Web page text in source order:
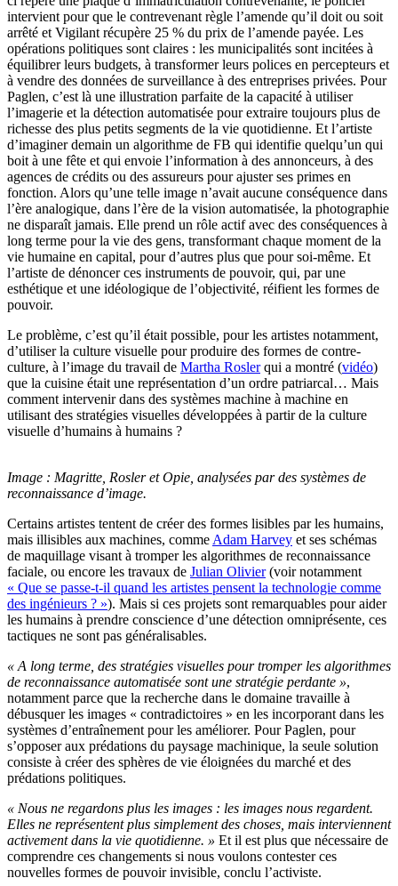
intervient pour que le contrevenant règle l’amende qu’il doit ou soit
arrêté et Vigilant récupère 25 % du prix de l’amende payée. Les
opérations politiques sont claires : les municipalités sont incitées à
équilibrer leurs budgets, à transformer leurs polices en percepteurs et
à vendre des données de surveillance à des entreprises privées. Pour
Paglen, c’est là une illustration parfaite de la capacité à utiliser
l’imagerie et la détection automatisée pour extraire toujours plus de
richesse des plus petits segments de la vie quotidienne. Et l’artiste
d’imaginer demain un algorithme de FB qui identifie quelqu’un qui
boit à une fête et qui envoie l’information à des annonceurs, à des
agences de crédits ou des assureurs pour ajuster ses primes en
fonction. Alors qu’une telle image n’avait aucune conséquence dans
l’ère analogique, dans l’ère de la vision automatisée, la photographie
ne disparaît jamais. Elle prend un rôle actif avec des conséquences à
long terme pour la vie des gens, transformant chaque moment de la
vie humaine en capital, pour d’autres plus que pour soi-même. Et
l’artiste de dénoncer ces instruments de pouvoir, qui, par une
esthétique et une idéologique de l’objectivité, réifient les formes de
pouvoir.
Le problème, c’est qu’il était possible, pour les artistes notamment,
d’utiliser la culture visuelle pour produire des formes de contre-
culture, à l’image du travail de Martha Roslerqui a montré (vidéo)
que la cuisine était une représentation d’un ordre patriarcal… Mais
comment intervenir dans des systèmes machine à machine en
utilisant des stratégies visuelles développées à partir de la culture
visuelle d’humains à humains ?
Image : Magritte, Rosler et Opie, analysées par des systèmes de
reconnaissance d’image.
Certains artistes tentent de créer des formes lisibles par les humains,
mais illisibles aux machines, comme Adam Harvey et ses schémas
de maquillage visant à tromper les algorithmes de reconnaissance
faciale, ou encore les travaux de Julian Olivier(voir notamment
« Que se passe-t-il quand les artistes pensent la technologie comme
des ingénieurs ? »). Mais si ces projets sont remarquables pour aider
les humains à prendre conscience d’une détection omniprésente, ces
tactiques ne sont pas généralisables.
« A long terme, des stratégies visuelles pour tromper les algorithmes
de reconnaissance automatisée sont une stratégie perdante »,
notamment parce que la recherche dans le domaine travaille à
débusquer les images « contradictoires » en les incorporant dans les
systèmes d’entraînement pour les améliorer. Pour Paglen, pour
s’opposer aux prédations du paysage machinique, la seule solution
consiste à créer des sphères de vie éloignées du marché et des
prédations politiques.
« Nous ne regardons plus les images : les images nous regardent.
Elles ne représentent plus simplement des choses, mais interviennent
activement dans la vie quotidienne. » Et il est plus que nécessaire de
comprendre ces changements si nous voulons contester ces
nouvelles formes de pouvoir invisible, conclu l’activiste.